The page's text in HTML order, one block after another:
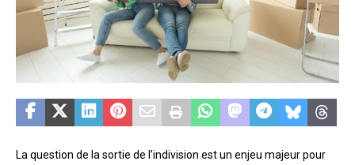
La question de la sortie de l’indivision est un enjeu majeur pour